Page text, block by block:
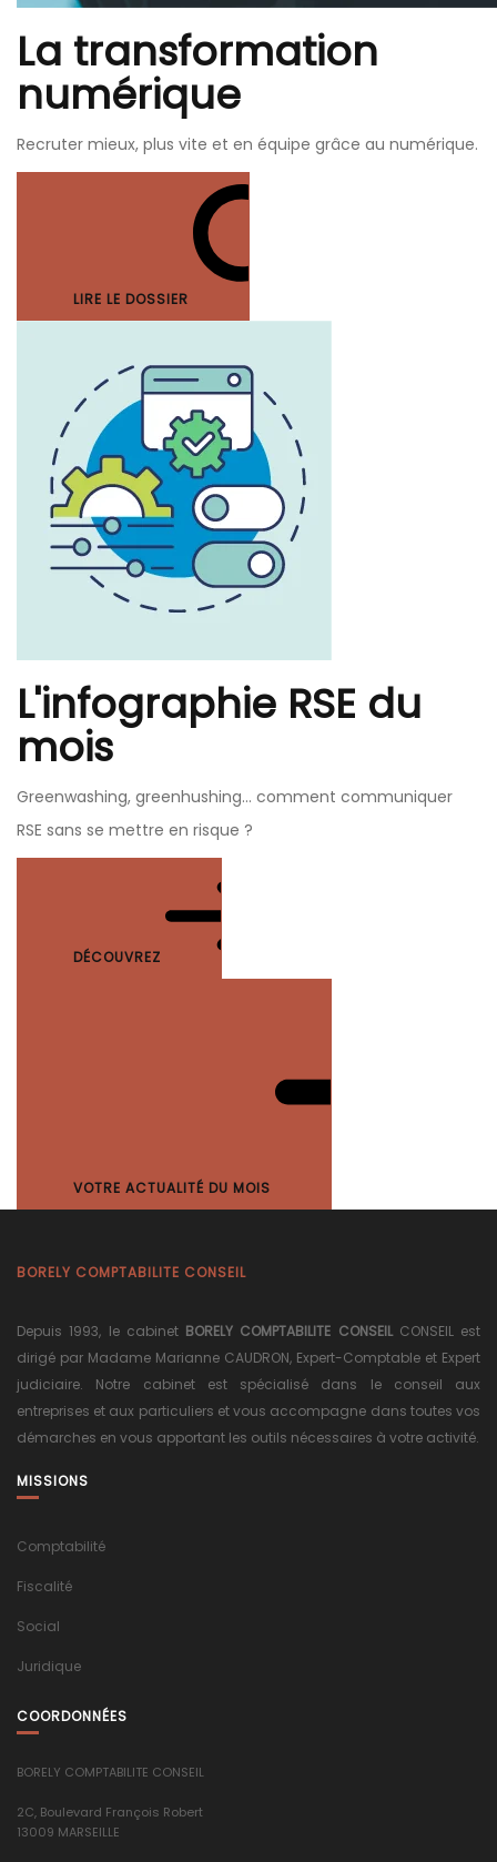
La transformation
numérique
Recruter mieux, plus vite et en équipe grâce au numérique.
LIRE LE DOSSIER
L'infographie RSE du
mois
Greenwashing, greenhushing… comment communiquer
RSE sans se mettre en risque ?
DÉCOUVREZ
VOTRE ACTUALITÉ DU MOIS
BORELY COMPTABILITE CONSEIL
Depuis 1993, le cabinet BORELY COMPTABILITE CONSEILCONSEIL est
dirigé par Madame Marianne CAUDRON, Expert-Comptable et Expert
judiciaire. Notre cabinet est spécialisé dans le conseil aux
entreprises et aux particuliers et vous accompagne dans toutes vos
démarches en vous apportant les outils nécessaires à votre activité.
MISSIONS
Comptabilité
Fiscalité
Social
Juridique
COORDONNÉES
BORELY COMPTABILITE CONSEIL
2C, Boulevard François Robert
13009 MARSEILLE